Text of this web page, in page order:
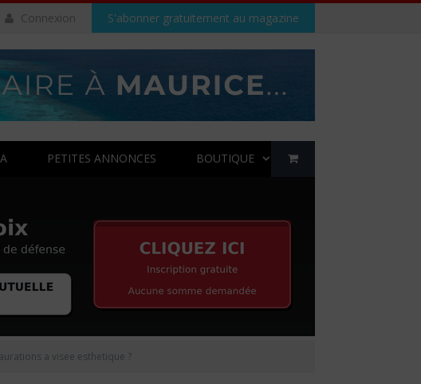
S'abonner gratuitement au magazine
Connexion
PETITES ANNONCES BOUTIQUE
a visee esthetique ?